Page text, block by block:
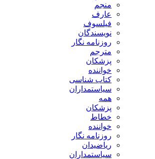
منجم
عارف
فیلسوف
نویسندگان
روزنامه نگار
مترجم
پزشکان
خواننده
کتاب شناسی
سیاستمداران
همه
پزشکان
خطاط
خواننده
روزنامه نگار
ریاضیدان
سیاستمداران